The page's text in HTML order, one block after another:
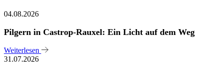
04.08.2026
Pilgern in Castrop-Rauxel: Ein Licht auf dem Weg
Weiterlesen
31.07.2026